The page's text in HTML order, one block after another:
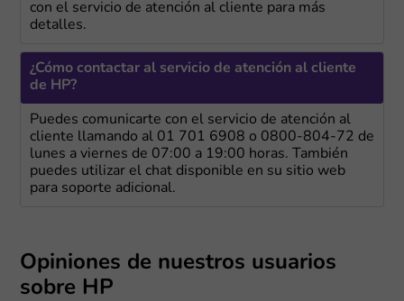
con el servicio de atención al cliente para más
detalles.
¿Cómo contactar al servicio de atención al cliente
de HP?
Puedes comunicarte con el servicio de atención al
cliente llamando al 01 701 6908 o 0800-804-72 de
lunes a viernes de 07:00 a 19:00 horas. También
puedes utilizar el chat disponible en su sitio web
para soporte adicional.
Opiniones de nuestros usuarios
sobre HP